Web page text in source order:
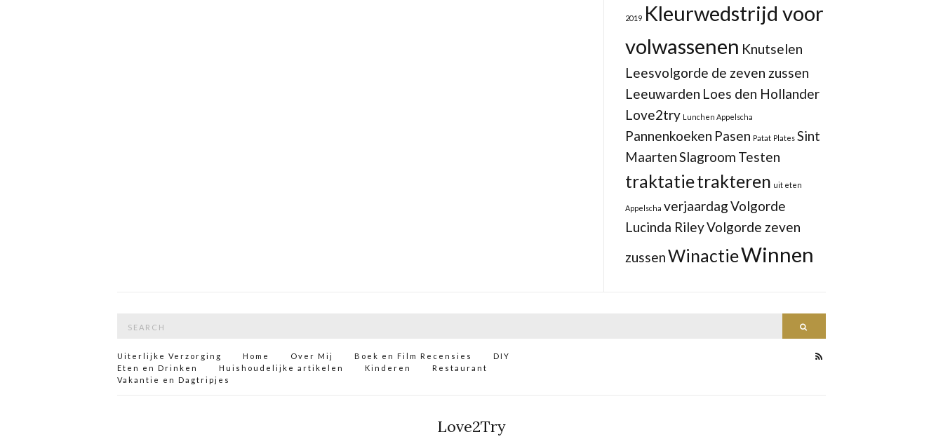
2019 Kleurwedstrijd voor
volwassenen Knutselen
Leesvolgorde de zeven zussen
Leeuwarden Loes den Hollander
Love2try Lunchen Appelscha
Pannenkoeken Pasen Patat Plates Sint
MaartenSlagroom Testen
traktatietrakteren uit eten
Appelscha verjaardagVolgorde
Lucinda RileyVolgorde zeven
zussenWinactieWinnen
Uiterlijke Verzorging Home Over Mij Boek en Film Recensies
DIY
Eten en Drinken
Huishoudelijke artikelen Kinderen
Restaurant
Vakantie en Dagtripjes
Love2Try